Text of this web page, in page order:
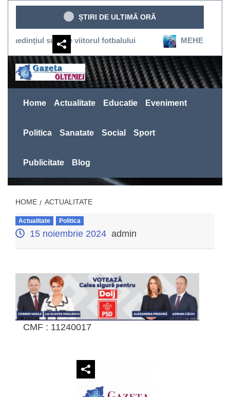
Sari
conținut
ȘTIRI DE ULTIMĂ ORĂ
susţine viitorul fotbalului
Home Actualitate Educatie Eveniment
Politica Sanatate Social Sport
Publicitate Blog
HOME ACTUALITATE
Actualitate Politica
15 noiembrie 2024 admin
CMF : 11240017